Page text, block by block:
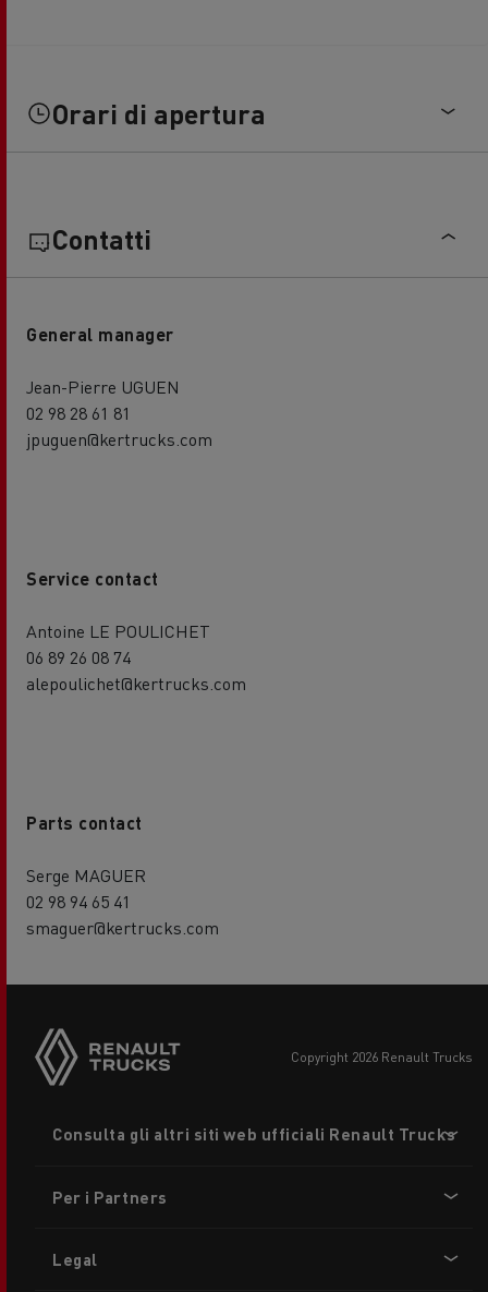
Orari di apertura
Contatti
General manager
Jean-Pierre UGUEN
02 98 28 61 81
jpuguen@kertrucks.com
Service contact
Antoine LE POULICHET
06 89 26 08 74
alepoulichet@kertrucks.com
Parts contact
Serge MAGUER
02 98 94 65 41
smaguer@kertrucks.com
copyright 2026 Renault Trucks
menu
Consulta gli altri siti web ufficiali Renault Trucks
Per i Partners
Legal